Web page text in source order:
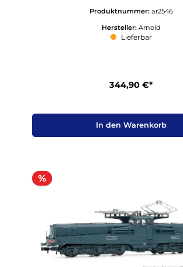
Produktnummer: ar2546
Hersteller: Arnold
Lieferbar
344,90 €*
In den Warenkorb
%Rabatt